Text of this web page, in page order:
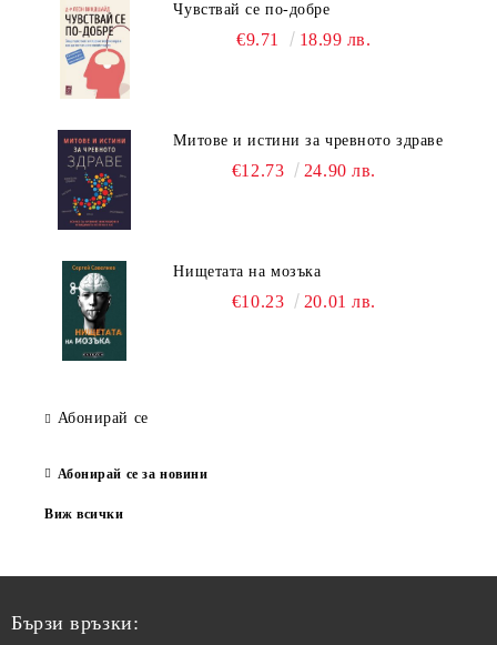
Чувствай се по-добре
€9.71 18.99 лв.
Митове и истини за чревното здраве
€12.73 24.90 лв.
Нищетата на мозъка
€10.23 20.01 лв.
Абонирай се
Абонирай се за новини
Виж всички
Бързи връзки: